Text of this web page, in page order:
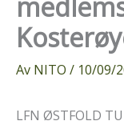
Av NITO / 10/09/
LFN ØSTFOLD